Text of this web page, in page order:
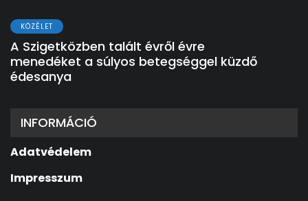
KÖZÉLET
A Szigetközben talált évről évre
menedéket a súlyos betegséggel küzdő
édesanya
INFORMÁCIÓ
Adatvédelem
Impresszum